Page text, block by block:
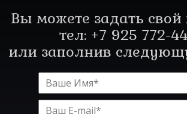
Вы можете задать свой
тел: +7 925 772-
или заполнив